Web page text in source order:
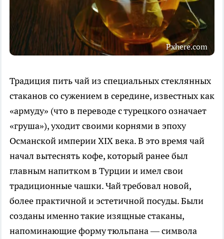
Pxhere.com
Традиция пить чай из специальных стеклянных
стаканов со сужением в середине, известных как
«армуду» (что в переводе с турецкого означает
«груша»), уходит своими корнями в эпоху
Османской империи XIX века. В это время чай
начал вытеснять кофе, который ранее был
главным напитком в Турции и имел свои
традиционные чашки. Чай требовал новой,
более практичной и эстетичной посуды. Были
созданы именно такие изящные стаканы,
напоминающие форму тюльпана — символа